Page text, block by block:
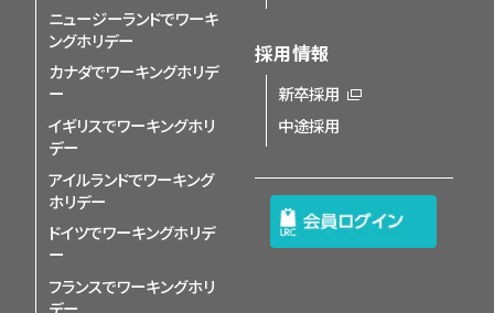
ニュージーランドでワーキ
ングホリデー
カナダでワーキングホリデ
ー
イギリスでワーキングホリ
デー
アイルランドでワーキング
ホリデー
ドイツでワーキングホリデ
ー
フランスでワーキングホリ
デー
採用情報
新卒採用
中途採用